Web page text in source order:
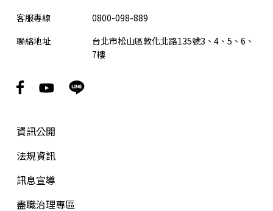
客服專線
0800-098-889
聯絡地址
台北市松山區敦化北路135號3、4、5、6、
7樓
資訊公開
法規資訊
訊息宣導
盡職治理專區